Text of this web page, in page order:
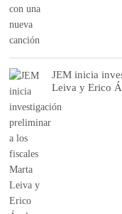
JEM inicia
Leiva y Erico